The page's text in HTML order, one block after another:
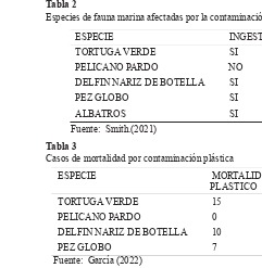
Tabla 2
Especies de fauna marina afectadas por la
ESPECIE
TORTUGA VERDE
SI
PELICANO PARDO NO
DELFIN NARIZ DE BOTELLA
SI
PEZ GLOBO
SI
ALBATROS
SI
Fuente:  Smith.(2021)
Tabla 3
Casos de mortalidad por contaminación plástica
ESPECIE
MORT
PLASTICO
TORTUGA VERDE
15
PELICANO PARDO 0
DELFIN NARIZ DE BOTELLA
10
PEZ GLOBO
7
Fuente:  García (2022)